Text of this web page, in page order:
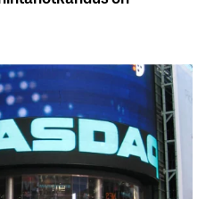
kirjautua
julkaista.Pakolliset